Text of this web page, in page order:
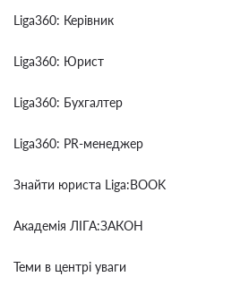
Liga360: Керівник
Liga360: Юрист
Liga360: Бухгалтер
Liga360: PR-менеджер
Знайти юриста Liga:BOOK
Академія ЛІГА:ЗАКОН
Теми в центрі уваги